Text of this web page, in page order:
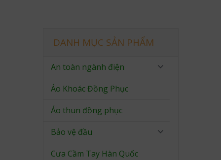
DANH MỤC SẢN PHẨM
An toàn ngành điện
Áo Khoác Đồng Phục
Áo thun đồng phục
Bảo vệ đầu
Cưa Cầm Tay Hàn Quốc